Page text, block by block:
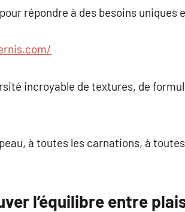
répondre à des besoins uniques
incroyable de textures, de
à toutes les carnations, à
l’équilibre entre